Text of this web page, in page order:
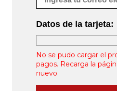
Datos de la tarjeta:
No se pudo cargar el
pagos. Recarga la
nuevo.